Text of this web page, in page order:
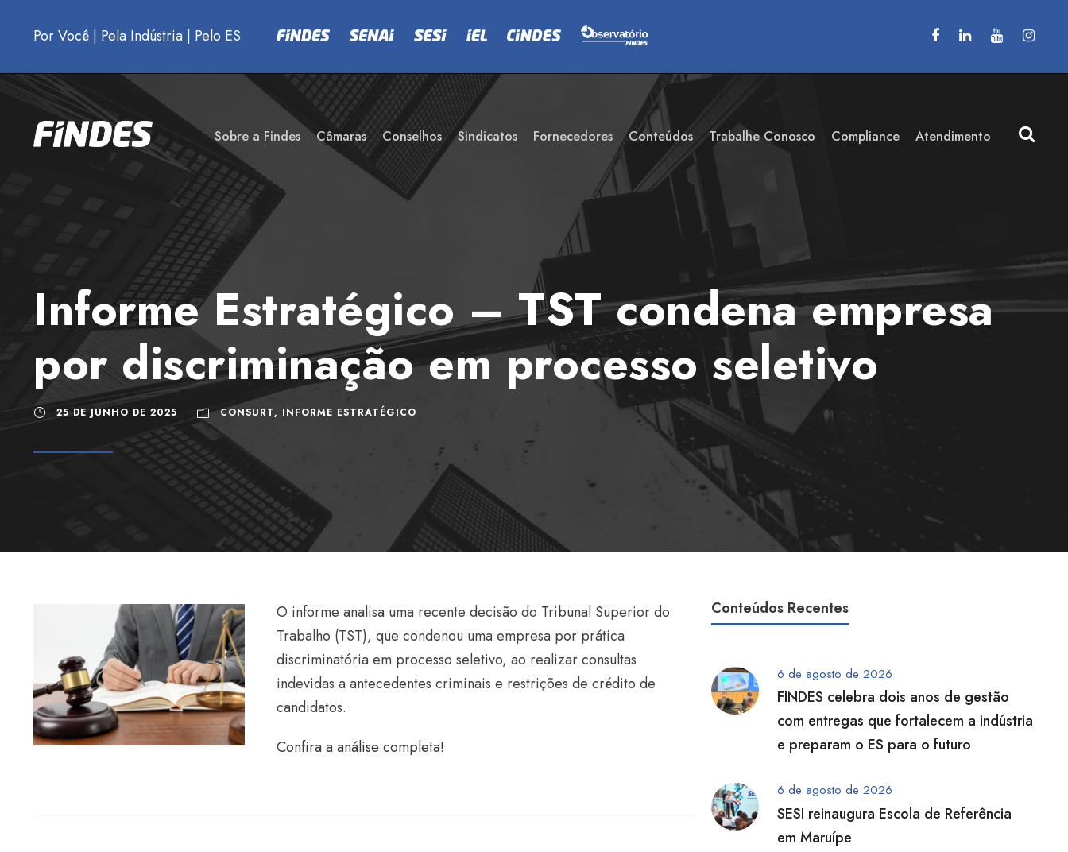
Por Você | Pela Indústria | Pelo ES
Sobre a Findes Câmaras Conselhos Sindicatos Fornecedores Conteúdos Trabalhe Conosco Compliance Atendimento
Informe Estratégico – TST condena empresa
por discriminação em processo seletivo
25 DE JUNHO DE 2025 CONSURT, INFORME ESTRATÉGICO
O informe analisa uma recente decisão do Tribunal Superior do
Trabalho (TST), que condenou uma empresa por prática
discriminatória em processo seletivo, ao realizar consultas
indevidas a antecedentes criminais e restrições de crédito de
candidatos.
Confira a análise completa!
Conteúdos Recentes
6 de agosto de 2026
FINDES celebra dois anos de gestão
com entregas que fortalecem a indústria
e preparam o ES para o futuro
6 de agosto de 2026
SESI reinaugura Escola de Referência
em Maruípe